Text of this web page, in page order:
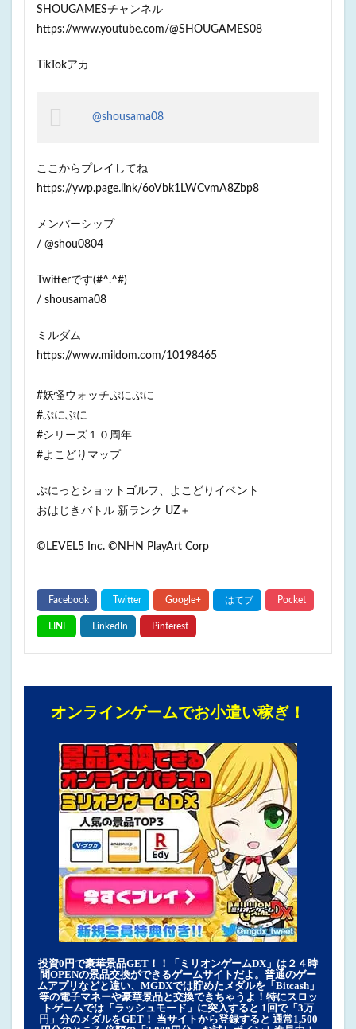
SHOUGAMESチャンネル
https://www.youtube.com/@SHOUGAMES08
TikTokアカ
@shousama08
ここからプレイしてね
https://ywp.page.link/6oVbk1LWCvmA8Zbp8
メンバーシップ
/ @shou0804
Twitterです(#^.^#)
/ shousama08
ミルダム
https://www.mildom.com/10198465
#妖怪ウォッチぷにぷに
#ぷにぷに
#シリーズ１０周年
#よこどりマップ
ぷにっとショットゴルフ、よこどりイベント
おはじきバトル 新ランク UZ＋
©LEVEL5 Inc. ©NHN PlayArt Corp
オンラインゲームでお小遣い稼ぎ！
投資0円で豪華景品GET！！「ミリオンゲームDX」は２４時
間OPENの景品交換ができるゲームサイトだよ。普通のゲー
ムアプリなどと違い、MGDXでは貯めたメダルを「Bitcash」
等の電子マネーや豪華景品と交換できちゃうよ！特にスロッ
トゲームでは「ラッシュモード」に突入すると 1回で「3万
円」分のメダルをGET！ 当サイトから登録すると 通常1,500